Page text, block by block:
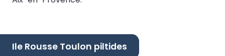
Ile Rousse Toulon piltides